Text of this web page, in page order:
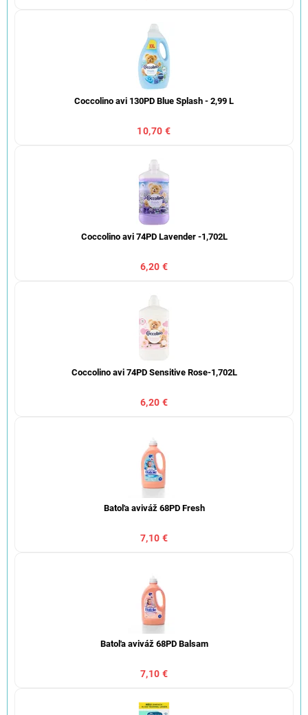
Coccolino avi 130PD Blue Splash - 2,99 L
10,70 €
Coccolino avi 74PD Lavender -1,702L
6,20 €
Coccolino avi 74PD Sensitive Rose-1,702L
6,20 €
Batoľa aviváž 68PD Fresh
7,10 €
Batoľa aviváž 68PD Balsam
7,10 €